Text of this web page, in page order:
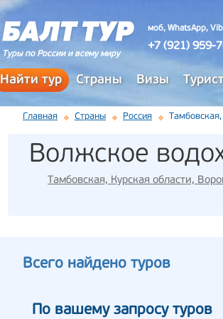
Туры по России и всему миру
моб, WhatsApp,
+7 (921) 959-
Найти тур Страны Визы
Главная Страны Россия
Волжское
Тамбовская, Курская области,
Всего найдено туров
По вашему запросу туров